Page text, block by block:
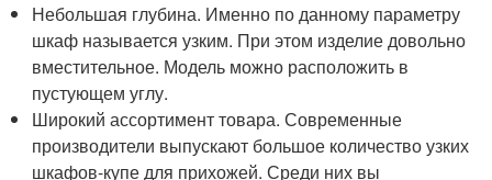
Небольшая глубина. Именно по данному параметру
шкаф называется узким. При этом изделие довольно
вместительное. Модель можно расположить в
пустующем углу.
Широкий ассортимент товара. Современные
производители выпускают большое количество узких
шкафов-купе для прихожей. Среди них вы